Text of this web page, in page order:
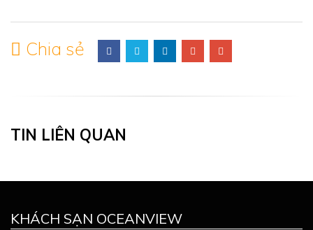
Chia sẻ
TIN LIÊN QUAN
KHÁCH SẠN OCEANVIEW